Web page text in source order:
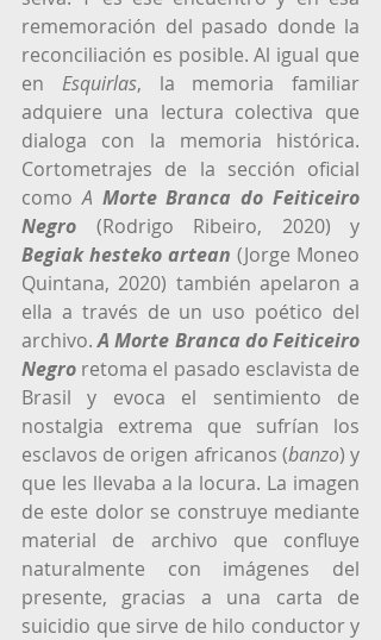
rememoración del pasado donde la
reconciliación es posible. Al igual que
en Esquirlas, la memoria familiar
adquiere una lectura colectiva que
dialoga con la memoria histórica.
Cortometrajes de la sección oficial
como A Morte Branca do Feiticeiro
Negro
Begiak hesteko artean (Jorge Moneo
Quintana, 2020) también apelaron a
ella a través de un uso poético del
archivo. A Morte Branca do Feiticeiro
Negro retoma el pasado esclavista de
Brasil y evoca el sentimiento de
nostalgia extrema que sufrían los
esclavos de origen africanos (banzo) y
que les llevaba a la locura. La imagen
de este dolor se construye mediante
material de archivo que confluye
naturalmente con imágenes del
presente, gracias a una carta de
suicidio que sirve de hilo conductor y